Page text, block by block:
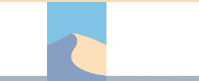
Cookies management panel